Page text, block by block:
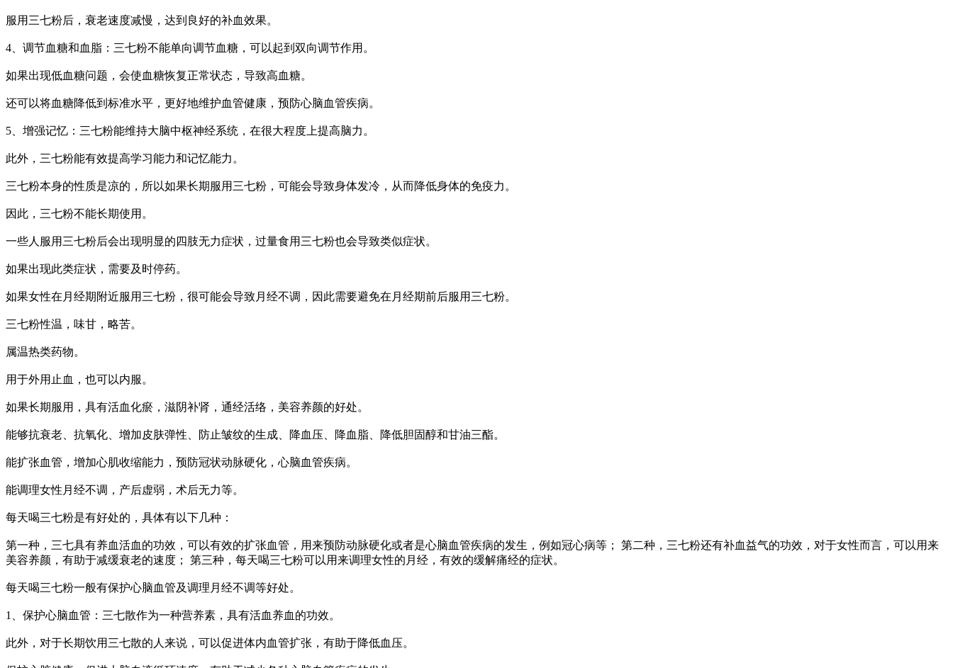
服用三七粉后，衰老速度减慢，达到良好的补血效果。
4、调节血糖和血脂：三七粉不能单向调节血糖，可以起到双向调节作用。
如果出现低血糖问题，会使血糖恢复正常状态，导致高血糖。
还可以将血糖降低到标准水平，更好地维护血管健康，预防心脑血管疾病。
5、增强记忆：三七粉能维持大脑中枢神经系统，在很大程度上提高脑力。
此外，三七粉能有效提高学习能力和记忆能力。
三七粉本身的性质是凉的，所以如果长期服用三七粉，可能会导致身体发冷，从而降低身体的免疫力。
因此，三七粉不能长期使用。
一些人服用三七粉后会出现明显的四肢无力症状，过量食用三七粉也会导致类似症状。
如果出现此类症状，需要及时停药。
如果女性在月经期附近服用三七粉，很可能会导致月经不调，因此需要避免在月经期前后服用三七粉。
三七粉性温，味甘，略苦。
属温热类药物。
用于外用止血，也可以内服。
如果长期服用，具有活血化瘀，滋阴补肾，通经活络，美容养颜的好处。
能够抗衰老、抗氧化、增加皮肤弹性、防止皱纹的生成、降血压、降血脂、降低胆固醇和甘油三酯。
能扩张血管，增加心肌收缩能力，预防冠状动脉硬化，心脑血管疾病。
能调理女性月经不调，产后虚弱，术后无力等。
每天喝三七粉是有好处的，具体有以下几种：
第一种，三七具有养血活血的功效，可以有效的扩张血管，用来预防动脉硬化或者是心脑血管疾病的发生，例如冠心病等； 第二种，三七粉还有补血益气的功效，对于女性而言，可以用来
美容养颜，有助于减缓衰老的速度； 第三种，每天喝三七粉可以用来调理女性的月经，有效的缓解痛经的症状。
每天喝三七粉一般有保护心脑血管及调理月经不调等好处。
1、保护心脑血管：三七散作为一种营养素，具有活血养血的功效。
此外，对于长期饮用三七散的人来说，可以促进体内血管扩张，有助于降低血压。